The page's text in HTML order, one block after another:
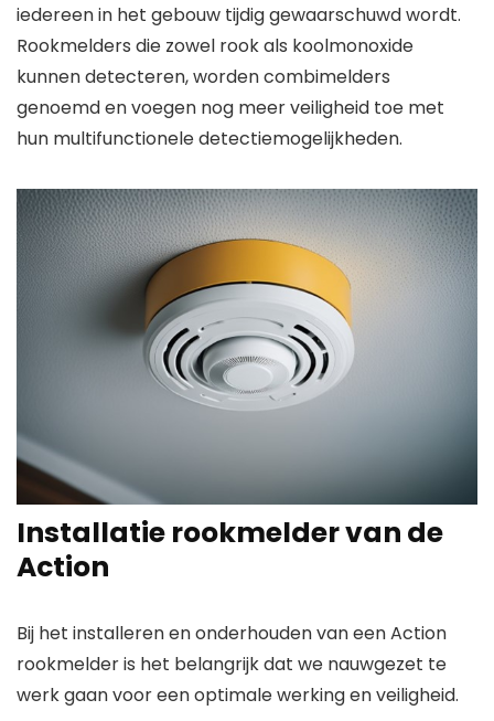
iedereen in het gebouw tijdig gewaarschuwd wordt.
Rookmelders die zowel rook als koolmonoxide
kunnen detecteren, worden combimelders
genoemd en voegen nog meer veiligheid toe met
hun multifunctionele detectiemogelijkheden.
Installatie rookmelder van de
Action
Bij het installeren en onderhouden van een Action
rookmelder is het belangrijk dat we nauwgezet te
werk gaan voor een optimale werking en veiligheid.